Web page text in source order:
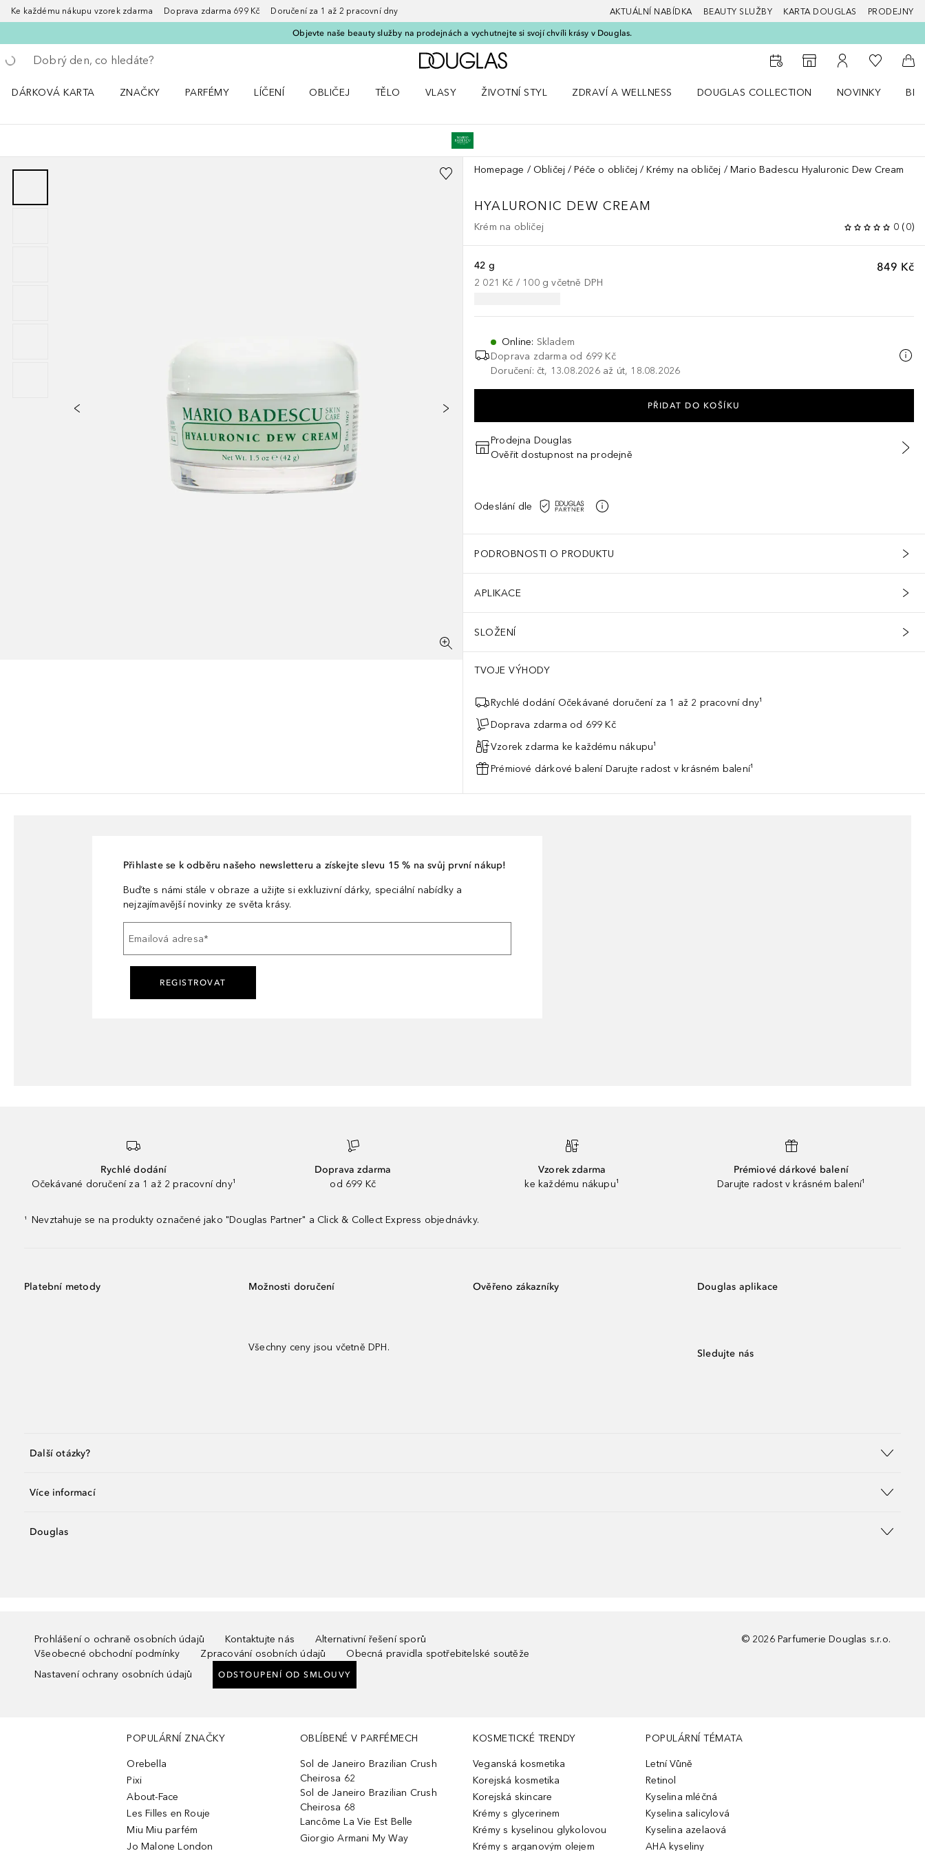
Ke každému nákupu vzorek zdarma Doprava zdarma 699 Kč Doručení za 1 až 2 pracovní dny AKTUÁLNÍ NABÍDKA BEAUTY SLUŽBY KARTA DOUGLAS PRODEJNY
Objevte naše beauty služby na prodejnách a vychutnejte si svojí chvíli krásy v Douglas.
Vraťte se
Proveďte vyhledávání
Domů
K vyhledávači prodejen
K mému účtu
K mému
Do
DÁRKOVÁ KARTA
ZNAČKY
PARFÉMY
LÍČENÍ
OBLIČEJ
TĚLO
VLASY
ŽIVOTNÍ STYL
ZDRAVÍ A WELLNESS
DOUGLAS COLLECTION
NOVINKY
Homepage Obličej Péče o obličej Krémy na obličej Mario Badescu Hyaluronic Dew Cream
HYALURONIC DEW CREAM
Krém na obličej 0 (0)
849 Kč
42 g
2 021 Kč / 100 g včetně DPH
Online: Skladem
Doprava zdarma od 699 Kč
Doručení: čt, 13.08.2026 až út, 18.08.2026
PŘIDAT DO KOŠÍKU
Prodejna Douglas
Ověřit dostupnost na prodejně
Odeslání dle
PODROBNOSTI O PRODUKTU
APLIKACE
SLOŽENÍ
TVOJE VÝHODY
Rychlé dodání Očekávané doručení za 1 až 2 pracovní dny¹
Doprava zdarma od 699 Kč
Vzorek zdarma ke každému nákupu¹
Prémiové dárkové balení Darujte radost v krásném balení¹
Přihlaste se k odběru našeho newsletteru a získejte slevu 15 % na svůj první nákup!
Buďte s námi stále v obraze a užijte si exkluzivní dárky, speciální nabídky a
nejzajímavější novinky ze světa krásy.
Emailová adresa*
REGISTROVAT
Rychlé dodání
Očekávané doručení za 1 až 2 pracovní dny¹
Doprava zdarma
od 699 Kč
Vzorek zdarma
ke každému nákupu¹
Prémiové dárkové balení
Darujte radost v krásném balení¹
¹ Nevztahuje se na produkty označené jako "Douglas Partner" a Click & Collect Express objednávky.
Platební metody Možnosti doručení
Všechny ceny jsou včetně DPH.
Ověřeno zákazníky Douglas aplikace
Sledujte nás
Další otázky?
Více informací
Douglas
Prohlášení o ochraně osobních údajů Kontaktujte nás
Alternativní řešení sporů
Všeobecné obchodní podmínky
Zpracování osobních údajů
Obecná pravidla spotřebitelské soutěže
Nastavení ochrany osobních údajů
ODSTOUPENÍ OD SMLOUVY
© 2026 Parfumerie Douglas s.r.o.
POPULÁRNÍ ZNAČKY
Orebella
Pixi
About-Face
Les Filles en Rouje
Miu Miu parfém
Jo Malone London
OBLÍBENÉ V PARFÉMECH
Sol de Janeiro Brazilian Crush
Cheirosa 62
Sol de Janeiro Brazilian Crush
Cheirosa 68
Lancôme La Vie Est Belle
Giorgio Armani My Way
KOSMETICKÉ TRENDY
Veganská kosmetika
Korejská kosmetika
Korejská skincare
Krémy s glycerinem
Krémy s kyselinou glykolovou
Krémy s arganovým olejem
POPULÁRNÍ TÉMATA
Letní Vůně
Retinol
Kyselina mléčná
Kyselina salicylová
Kyselina azelaová
AHA kyseliny